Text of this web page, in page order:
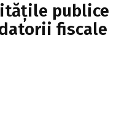
publice
fiscale